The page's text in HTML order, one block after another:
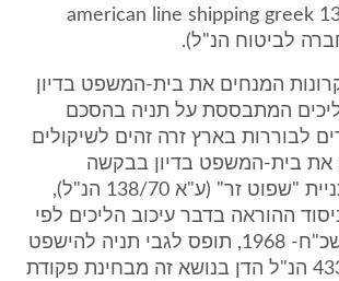
הנ"ל, וע"א 138/70 american line shipping greek
המנחים את בית-המשפט בדיון
המתבססת על תניה בהסכם
לבוררות בארץ זרה זהים לשיקולים
את בית-המשפט בדיון בבקשה
המתבססת על תניית "שפוט זר" (ע"א 138/70 הנ"ל),
ההוראה בדבר עיכוב הליכים לפי
חוק הבוררות, תשכ"ח- 1968, תופס לגבי תניה להישפט
בחו"ל (ע"א 433/64 הנ"ל הדן בנושא זה מבחינת פקודת